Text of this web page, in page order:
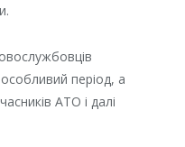
період, а
АТО і далі